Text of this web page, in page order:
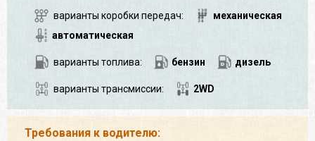
варианты коробки передач:
механическая
автоматическая
варианты топлива: бензин дизель
варианты трансмиссии: 2WD
Требования к водителю: